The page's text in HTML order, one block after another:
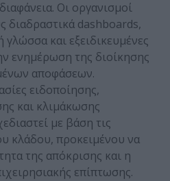
Οι οργανισμοί
διαδραστικά dashboards,
και εξειδικευμένες
ενημέρωση της διοίκησης
αποφάσεων.
ειδοποίησης,
και κλιμάκωσης
με βάση τις
κλάδου, προκειμένου να
της απόκρισης και η
επίπτωσης.